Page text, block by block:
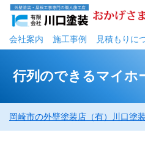
会社案内 施工事例 ⾒積もりに
行列のできるマイホ
岡崎市の外壁塗装店（有）川口塗装